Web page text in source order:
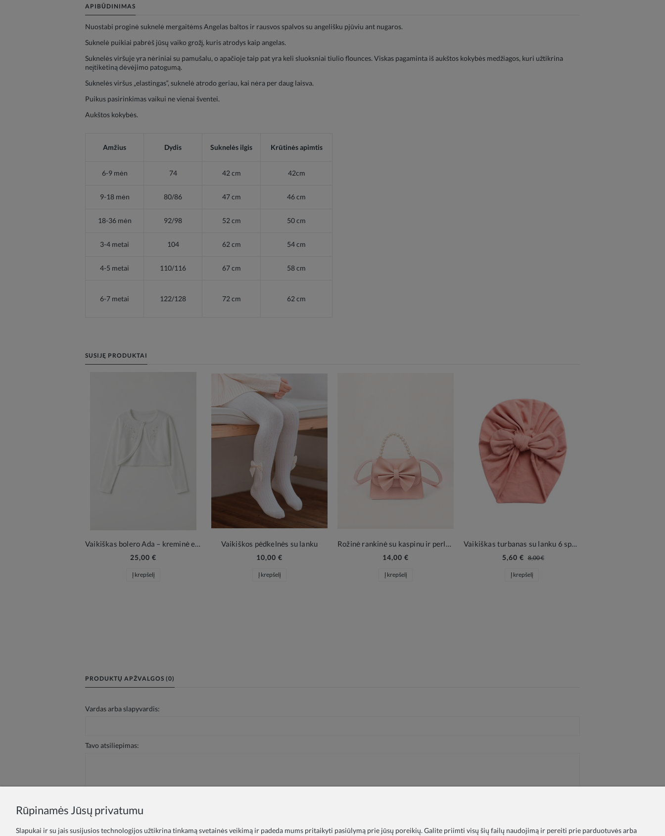
APIBŪDINIMAS
Nuostabi proginė suknelė mergaitėms Angelas baltos ir rausvos spalvos su angelišku pjūviu ant nugaros.
Suknelė puikiai pabrėš jūsų vaiko grožį, kuris atrodys kaip angelas.
Suknelės viršuje yra nėriniai su pamušalu, o apačioje taip pat yra keli sluoksniai tiulio flounces. Viskas pagaminta iš aukštos kokybės medžiagos, kuri užtikrina
neįtikėtiną dėvėjimo patogumą.
Suknelės viršus „elastingas“, suknelė atrodo geriau, kai nėra per daug laisva.
Puikus pasirinkimas vaikui ne vienai šventei.
Aukštos kokybės.
Amžius Dydis Suknelės ilgis Krūtinės apimtis
6-9 mėn 74 42 cm 42cm
9-18 mėn 80/86 47 cm 46 cm
18-36 mėn 92/98 52 cm 50 cm
3-4 metai 104 62 cm 54 cm
4-5 metai 110/116 67 cm 58 cm
6-7 metai 122/128 72 cm 62 cm
SUSIJĘ PRODUKTAI
25,00 €
Į krepšelį
Vaikiškos pėdkelnės su lanku
10,00 €
Į krepšelį
14,00 €
Į krepšelį
5,60 € 8,00 €
Į krepšelį
PRODUKTŲ APŽVALGOS (0)
Vardas arba slapyvardis:
Tavo atsiliepimas:
Siųsti
Rūpinamės Jūsų privatumu
Slapukai ir su jais susijusios technologijos užtikrina tinkamą svetainės veikimą ir padeda mums pritaikyti pasiūlymą prie jūsų poreikių. Galite priimti visų šių failų naudojimą ir pereiti prie parduotuvės arba